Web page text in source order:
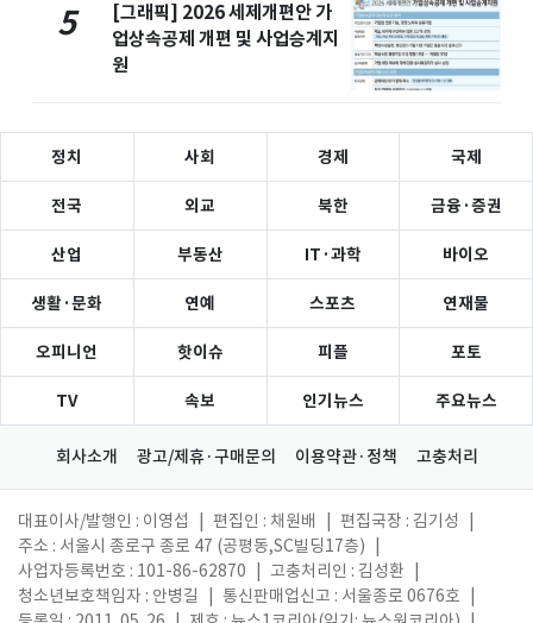
5
[그래픽] 2026 세제개편안 가
업상속공제 개편 및 사업승계지
원
정치 사회 경제 국제
전국 외교 북한 금융·증권
산업 부동산 IT·과학 바이오
생활·문화 연예 스포츠 연재물
오피니언 핫이슈 피플 포토
TV 속보 인기뉴스 주요뉴스
회사소개 광고/제휴·구매문의 이용약관·정책 고충처리
대표이사/발행인 : 이영섭 편집인 : 채원배 편집국장 : 김기성
주소 : 서울시 종로구 종로 47 (공평동,SC빌딩17층)
사업자등록번호 : 101-86-62870
고충처리인 : 김성환
청소년보호책임자 : 안병길
통신판매업신고 : 서울종로 0676호